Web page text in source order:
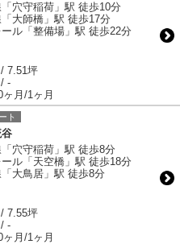
穴守稲荷」駅 徒歩10分
大師橋」駅 徒歩17分
ル「整備場」駅 徒歩22分
7.51坪
-
ヶ月/1ヶ月
ト
穴守稲荷」駅 徒歩8分
ル「天空橋」駅 徒歩18分
大鳥居」駅 徒歩8分
7.55坪
-
ヶ月/1ヶ月